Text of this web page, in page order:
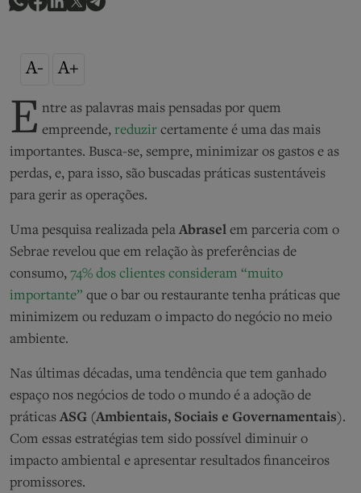
A- A+
E ntre as palavras mais pensadas por quem
empreende, reduzir certamente é uma das mais
importantes. Busca-se, sempre, minimizar os gastos e as
perdas, e, para isso, são buscadas práticas sustentáveis
para gerir as operações.
Uma pesquisa realizada pelaAbrasel em parceria com o
Sebrae revelou que em relação às preferências de
consumo, 74% dos clientes consideram “muito
importante” que o bar ou restaurante tenha práticas que
minimizem ou reduzam o impacto do negócio no meio
ambiente.
Nas últimas décadas, uma tendência que tem ganhado
espaço nos negócios de todo o mundo é a adoção de
práticasASG (Ambientais, Sociais e Governamentais).
Com essas estratégias tem sido possível diminuir o
impacto ambiental e apresentar resultados financeiros
promissores.